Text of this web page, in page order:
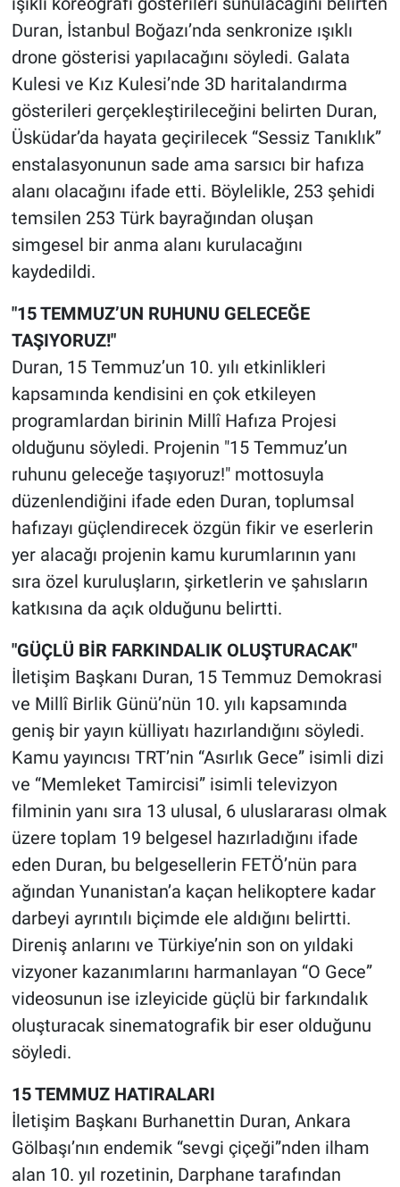
Duran, İstanbul Boğazı’nda senkronize ışıklı
drone gösterisi yapılacağını söyledi. Galata
Kulesi ve Kız Kulesi’nde 3D haritalandırma
gösterileri gerçekleştirileceğini belirten Duran,
Üsküdar’da hayata geçirilecek “Sessiz Tanıklık”
enstalasyonunun sade ama sarsıcı bir hafıza
alanı olacağını ifade etti. Böylelikle, 253 şehidi
temsilen 253 Türk bayrağından oluşan
simgesel bir anma alanı kurulacağını
kaydedildi.
"15 TEMMUZ’UN RUHUNU GELECEĞE
TAŞIYORUZ!"
Duran, 15 Temmuz’un 10. yılı etkinlikleri
kapsamında kendisini en çok etkileyen
programlardan birinin Millî Hafıza Projesi
olduğunu söyledi. Projenin "15 Temmuz’un
ruhunu geleceğe taşıyoruz!" mottosuyla
düzenlendiğini ifade eden Duran, toplumsal
hafızayı güçlendirecek özgün fikir ve eserlerin
yer alacağı projenin kamu kurumlarının yanı
sıra özel kuruluşların, şirketlerin ve şahısların
katkısına da açık olduğunu belirtti.
"GÜÇLÜ BİR FARKINDALIK OLUŞTURACAK"
İletişim Başkanı Duran, 15 Temmuz Demokrasi
ve Millî Birlik Günü’nün 10. yılı kapsamında
geniş bir yayın külliyatı hazırlandığını söyledi.
Kamu yayıncısı TRT’nin “Asırlık Gece” isimli dizi
ve “Memleket Tamircisi” isimli televizyon
filminin yanı sıra 13 ulusal, 6 uluslararası olmak
üzere toplam 19 belgesel hazırladığını ifade
eden Duran, bu belgesellerin FETÖ’nün para
ağından Yunanistan’a kaçan helikoptere kadar
darbeyi ayrıntılı biçimde ele aldığını belirtti.
Direniş anlarını ve Türkiye’nin son on yıldaki
vizyoner kazanımlarını harmanlayan “O Gece”
videosunun ise izleyicide güçlü bir farkındalık
oluşturacak sinematografik bir eser olduğunu
söyledi.
15 TEMMUZ HATIRALARI
İletişim Başkanı Burhanettin Duran, Ankara
Gölbaşı’nın endemik “sevgi çiçeği”nden ilham
alan 10. yıl rozetinin, Darphane tarafından